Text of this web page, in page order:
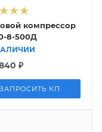
компрессор
8-500Д
₽
ЗАПРОСИТЬ КП